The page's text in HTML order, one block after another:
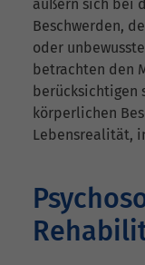
äußern sich bei
Beschwerden,
oder
betrachten den
berücksichtigen
körperlichen
Lebensrealität,